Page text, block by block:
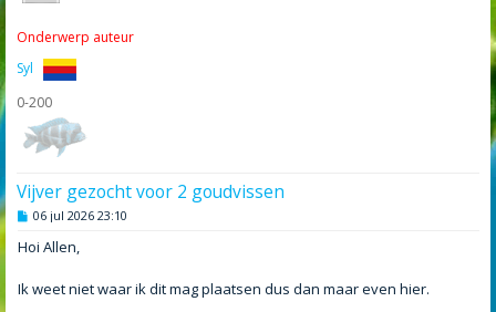
Onderwerp auteur
Syl
0-200
Vijver gezocht voor 2 goudvissen
B
r
i
h
06 jul 2026 23:10
Hoi Allen,
Ik weet niet waar ik dit mag plaatsen dus dan maar even hier.